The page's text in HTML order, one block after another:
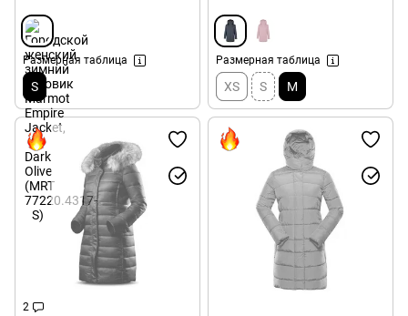
Размерная таблица
S
Размерная таблица
XS S M
2